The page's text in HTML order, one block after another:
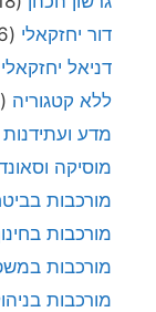
דור יחזקאלי (16)
דניאל יחזקאלי
ללא קטגוריה (162)
מדע ועתידנות
מוסיקה
מורכבות
מורכבות
מורכבות
מורכבות